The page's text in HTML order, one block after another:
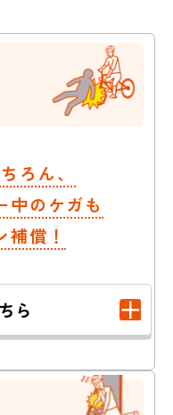
ろん、
中のケガも
償！
ら